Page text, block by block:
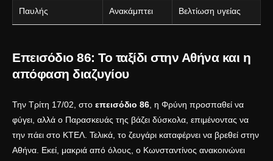
Παυλής Ανακάμπτει Βελτίωση υγείας
Επεισόδιο 86: Το ταξίδι στην Αθήνα και η
απόφαση διαζυγίου
Την Τρίτη 17/02, στο επεισόδιο 86, η Φρύνη προσπαθεί να
φύγει, αλλά ο Παρασκευάς της βάζει δύσκολα, επιμένοντας να
την πάει στο ΚΤΕΛ. Τελικά, το ζευγάρι καταφέρνει να βρεθεί στην
Αθήνα. Εκεί, μακριά από όλους, ο Κωνσταντίνος ανακοινώνει